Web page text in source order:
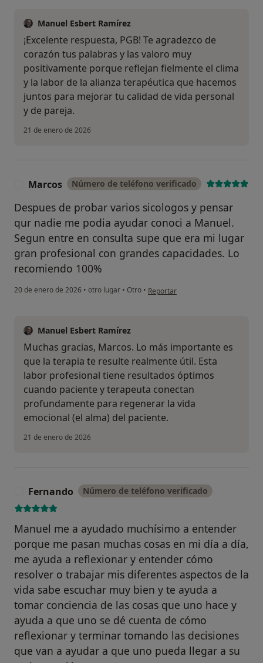
Manuel Esbert Ramírez
¡Excelente respuesta, PGB! Te agradezco de
corazón tus palabras y las valoro muy
positivamente porque reflejan fielmente el clima
y la labor de la alianza terapéutica que hacemos
juntos para mejorar tu calidad de vida personal
y de pareja.
21 de enero de 2026
Marcos Número de teléfono verificado
Despues de probar varios sicologos y pensar
qur nadie me podia ayudar conoci a Manuel.
Segun entre en consulta supe que era mi lugar
gran profesional con grandes capacidades. Lo
recomiendo 100%
20 de enero de 2026 • otro lugar • Otro • en opinión del usuario Marcos
Reportar
Manuel Esbert Ramírez
Muchas gracias, Marcos. Lo más importante es
que la terapia te resulte realmente útil. Esta
labor profesional tiene resultados óptimos
cuando paciente y terapeuta conectan
profundamente para regenerar la vida
emocional (el alma) del paciente.
21 de enero de 2026
Fernando Número de teléfono verificado
Manuel me a ayudado muchísimo a entender
porque me pasan muchas cosas en mi día a día,
me ayuda a reflexionar y entender cómo
resolver o trabajar mis diferentes aspectos de la
vida sabe escuchar muy bien y te ayuda a
tomar conciencia de las cosas que uno hace y
ayuda a que uno se dé cuenta de cómo
reflexionar y terminar tomando las decisiones
que van a ayudar a que uno pueda llegar a su